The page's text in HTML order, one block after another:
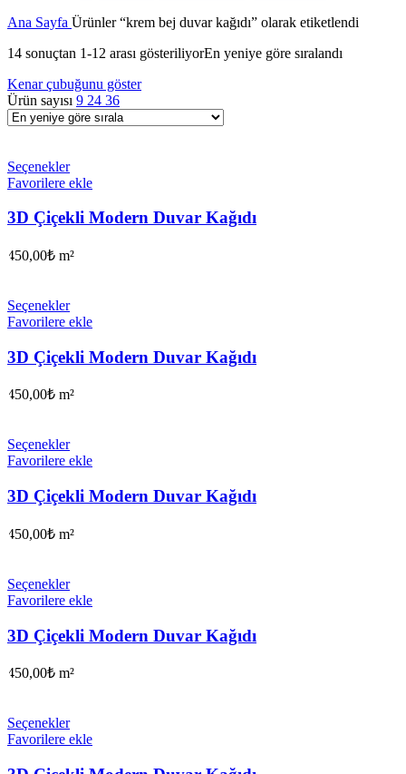
Ana Sayfa Ürünler “krem bej duvar kağıdı” olarak etiketlendi
14 sonuçtan 1-12 arası gösteriliyorEn yeniye göre sıralandı
Kenar çubuğunu göster
Ürün sayısı 9 24 36
Seçenekler
Favorilere ekle
3D Çiçekli Modern Duvar Kağıdı
450,00₺ m²
Seçenekler
Favorilere ekle
3D Çiçekli Modern Duvar Kağıdı
450,00₺ m²
Seçenekler
Favorilere ekle
3D Çiçekli Modern Duvar Kağıdı
450,00₺ m²
Seçenekler
Favorilere ekle
3D Çiçekli Modern Duvar Kağıdı
450,00₺ m²
Seçenekler
Favorilere ekle